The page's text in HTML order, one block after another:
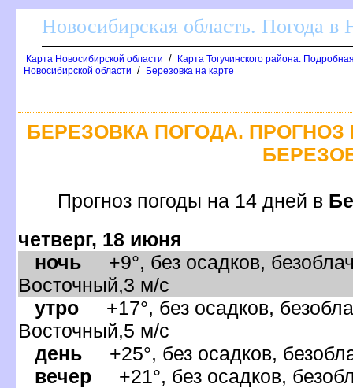
Новосибирская область. Погода в
Карта Новосибирской области /
Карта Тогучинского района.
Новосибирской области / Березовка на карте
БЕРЕЗОВКА ПОГОДА.
Прогноз погоды на 14 дней
четверг, 18 июня
ночь +9°, без осадков,
осточный,3 м/с
утро +17°, без осадков,
осточный,5 м/с
день +25°, без осадков,
ечер +21°, без осадков,